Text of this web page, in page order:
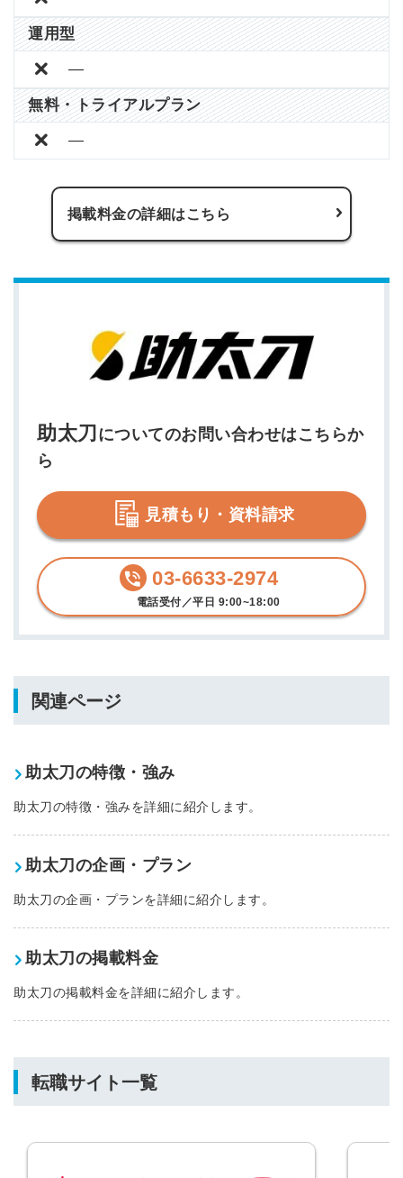
運用型
―
無料・トライアルプラン
―
掲載料金の詳細はこちら
助太刀 についてのお問い合わせはこちらか
ら
見積もり・資料請求
03-6633-2974
電話受付／平日 9:00~18:00
関連ページ
助太刀の特徴・強み
助太刀の特徴・強みを詳細に紹介します。
助太刀の企画・プラン
助太刀の企画・プランを詳細に紹介します。
助太刀の掲載料金
助太刀の掲載料金を詳細に紹介します。
転職サイト一覧